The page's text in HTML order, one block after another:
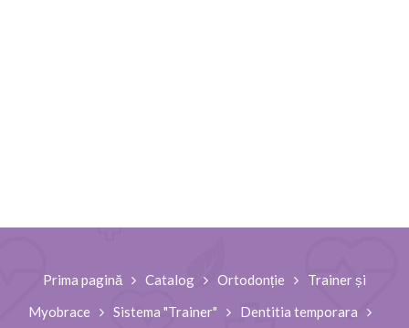
Prima pagină Catalog Ortodonție
Trainer și
Myobrace
Sistema "Trainer"
Dentitia temporara